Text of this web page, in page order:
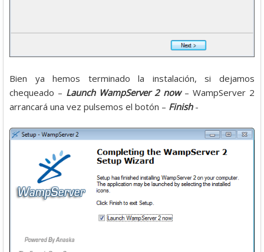
Bien ya hemos terminado la instalación, si dejamos
chequeado – Launch WampServer 2 now– WampServer 2
arrancará una vez pulsemos el botón – Finish-